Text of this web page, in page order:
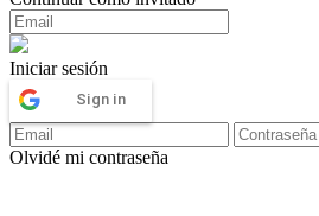
Iniciar sesión
Sign in
Olvidé mi contraseña